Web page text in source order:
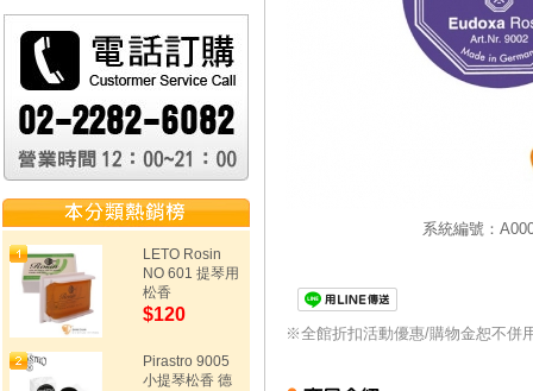
LETO Rosin
NO 601 提琴用
松香
$120
Pirastro 9005
小提琴松香 德
系統編號：
※全館折扣活動優惠/購物金恕不併